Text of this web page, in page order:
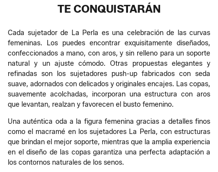
TE CONQUISTARÁN
Cada sujetador de La Perla es una celebración de las curvas
femeninas. Los puedes encontrar exquisitamente diseñados,
confeccionados a mano, con aros, y sin relleno para un soporte
natural y un ajuste cómodo. Otras propuestas elegantes y
refinadas son los sujetadores push-up fabricados con seda
suave, adornados con delicados y originales encajes. Las copas,
suavemente acolchadas, incorporan una estructura con aros
que levantan, realzan y favorecen el busto femenino.
Una auténtica oda a la figura femenina gracias a detalles finos
como el macramé en los sujetadores La Perla, con estructuras
que brindan el mejor soporte, mientras que la amplia experiencia
en el diseño de las copas garantiza una perfecta adaptación a
los contornos naturales de los senos.